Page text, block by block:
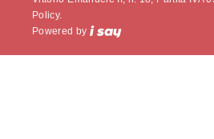
Policy.
Powered by